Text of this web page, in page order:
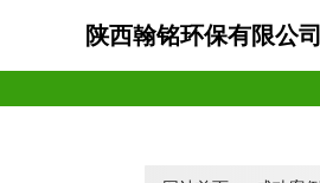
陕西翰铭环保有限公司